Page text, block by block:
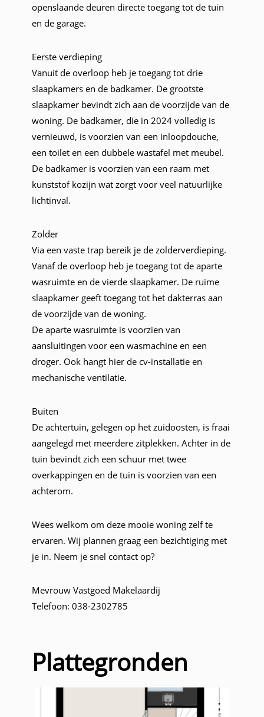
openslaande deuren directe toegang tot de tuin
en de garage.
Eerste verdieping
Vanuit de overloop heb je toegang tot drie
slaapkamers en de badkamer. De grootste
slaapkamer bevindt zich aan de voorzijde van de
woning. De badkamer, die in 2024 volledig is
vernieuwd, is voorzien van een inloopdouche,
een toilet en een dubbele wastafel met meubel.
De badkamer is voorzien van een raam met
kunststof kozijn wat zorgt voor veel natuurlijke
lichtinval.
Zolder
Via een vaste trap bereik je de zolderverdieping.
Vanaf de overloop heb je toegang tot de aparte
wasruimte en de vierde slaapkamer. De ruime
slaapkamer geeft toegang tot het dakterras aan
de voorzijde van de woning.
De aparte wasruimte is voorzien van
aansluitingen voor een wasmachine en een
droger. Ook hangt hier de cv-installatie en
mechanische ventilatie.
Buiten
De achtertuin, gelegen op het zuidoosten, is fraai
aangelegd met meerdere zitplekken. Achter in de
tuin bevindt zich een schuur met twee
overkappingen en de tuin is voorzien van een
achterom.
Wees welkom om deze mooie woning zelf te
ervaren. Wij plannen graag een bezichtiging met
je in. Neem je snel contact op?
Mevrouw Vastgoed Makelaardij
Telefoon: 038-2302785
Plattegronden